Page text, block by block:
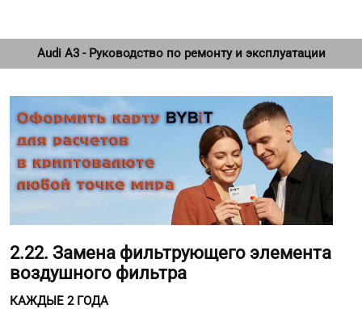
Audi A3 - Руководство по ремонту и эксплуатации
2.22. Замена фильтрующего элемента
воздушного фильтра
КАЖДЫЕ 2 ГОДА